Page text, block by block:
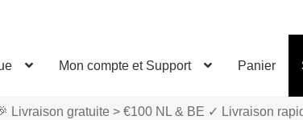
Mon compte et Support Panier
Livraison gratuite > €100 NL & BE ✓ Livraison